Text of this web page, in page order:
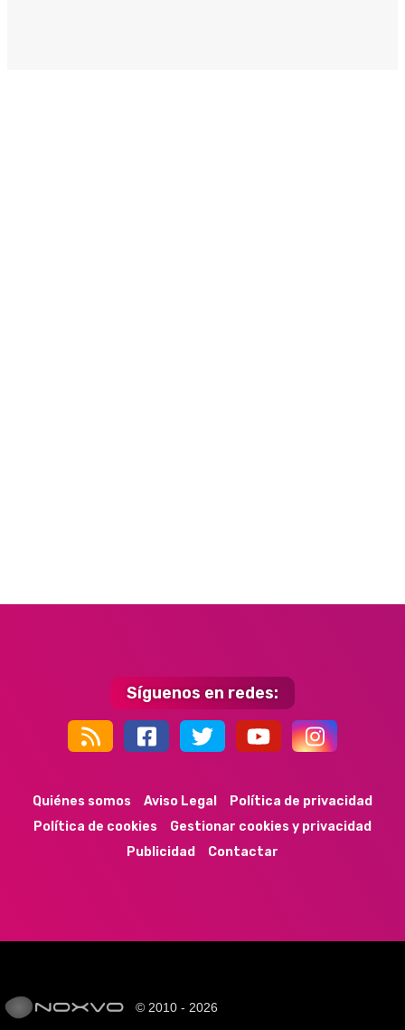
Síguenos en redes:
Quiénes somos Aviso Legal
Política de privacidad
Política de cookies
Gestionar cookies y privacidad
Publicidad
Contactar
© 2010 - 2026